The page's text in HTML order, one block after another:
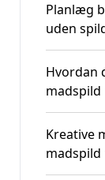
Planlæg
uden
Hvordan
Kreative
madspild